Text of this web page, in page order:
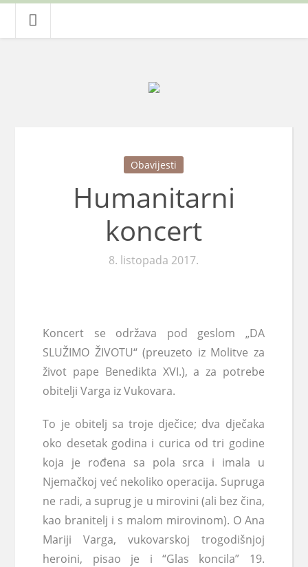
Obavijesti
Humanitarni
koncert
8. listopada 2017.
Koncert se održava pod geslom „DA
SLUŽIMO ŽIVOTU“ (preuzeto iz Molitve za
život pape Benedikta XVI.), a za potrebe
obitelji Varga iz Vukovara.
To je obitelj sa troje dječice; dva dječaka
oko desetak godina i curica od tri godine
koja je rođena sa pola srca i imala u
Njemačkoj već nekoliko operacija. Supruga
ne radi, a suprug je u mirovini (ali bez čina,
kao branitelj i s malom mirovinom). O Ana
Mariji Varga, vukovarskoj trogodišnjoj
heroini, pisao je i “Glas koncila” 19.